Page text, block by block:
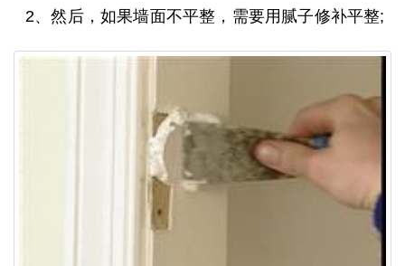
2、然后，如果墙面不平整，需要用腻子修补平整;